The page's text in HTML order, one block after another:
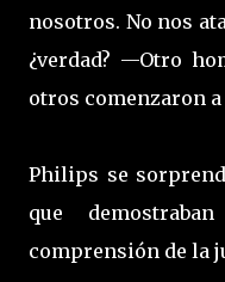
nosotros. No nos
¿verdad? —Otro
otros comenzaron a
Philips se
que
comprensión de la